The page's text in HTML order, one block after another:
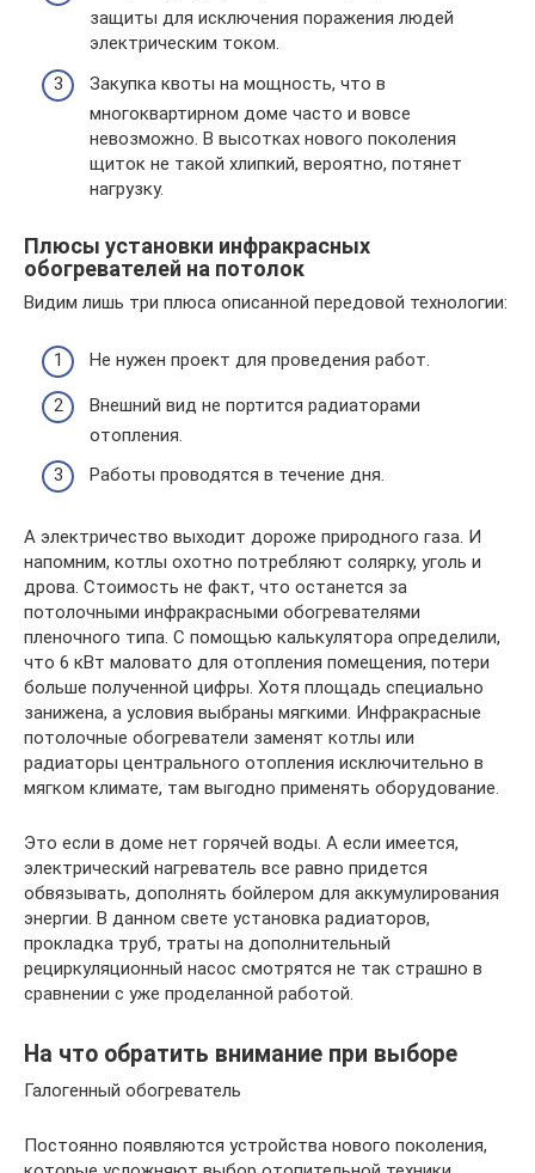
защиты для исключения поражения людей
электрическим током.
Закупка квоты на мощность, что в
многоквартирном доме часто и вовсе
невозможно. В высотках нового поколения
щиток не такой хлипкий, вероятно, потянет
нагрузку.
Плюсы установки инфракрасных
обогревателей на потолок
Видим лишь три плюса описанной передовой технологии:
Не нужен проект для проведения работ.
Внешний вид не портится радиаторами
отопления.
Работы проводятся в течение дня.
А электричество выходит дороже природного газа. И
напомним, котлы охотно потребляют солярку, уголь и
дрова. Стоимость не факт, что останется за
потолочными инфракрасными обогревателями
пленочного типа. С помощью калькулятора определили,
что 6 кВт маловато для отопления помещения, потери
больше полученной цифры. Хотя площадь специально
занижена, а условия выбраны мягкими. Инфракрасные
потолочные обогреватели заменят котлы или
радиаторы центрального отопления исключительно в
мягком климате, там выгодно применять оборудование.
Это если в доме нет горячей воды. А если имеется,
электрический нагреватель все равно придется
обвязывать, дополнять бойлером для аккумулирования
энергии. В данном свете установка радиаторов,
прокладка труб, траты на дополнительный
рециркуляционный насос смотрятся не так страшно в
сравнении с уже проделанной работой.
На что обратить внимание при выборе
Галогенный обогреватель
Постоянно появляются устройства нового поколения,